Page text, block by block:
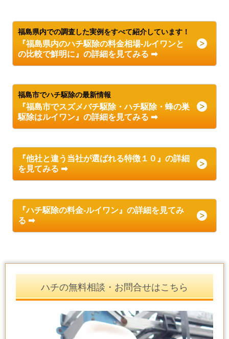
福島県内での調査した実例をすべて紹介しています！
『福島県内のハチ駆除の料金相場-ルイワンと
の比較で鮮明に』の詳細を見てみる ➡
福島市でハチ駆除の最新情報
『福島市でスズメバチ駆除・ハチ駆除・蜂の巣
駆除はルイワン』の詳細を見てみる ➡
『他社と違う当社が選ばれる特徴１０』の詳細
を見てみる ➡
『ハチ駆除の料金-ルイワン』の詳細を見てみ
る ➡
ハチの無料相談・お問合せはこちら